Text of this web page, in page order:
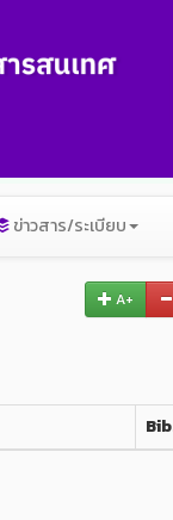
ข่าวสาร/ระเบียบ
A+